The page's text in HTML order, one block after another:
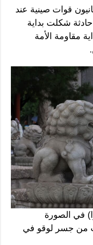
جنود يابانيون قوات صينية عند
شكلت بداية
مقاومة الأمة
2026 (شينخوا) في الصورة
7 يوليو 2026، جانب من جسر لوقو في